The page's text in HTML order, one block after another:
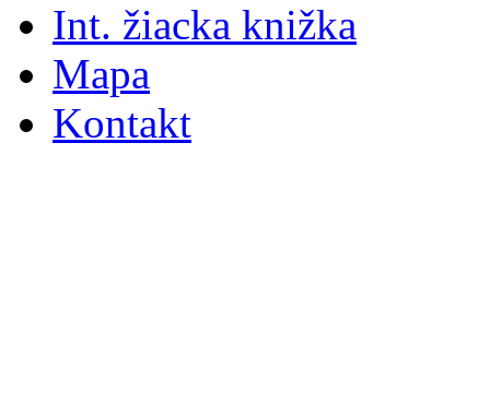
Int. žiacka knižka
Mapa
Kontakt